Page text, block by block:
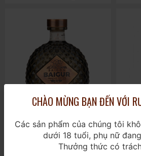
Saigon Baigur Gin
CHÀO MỪNG BẠN ĐẾN VỚI
Các sản phẩm của chúng tôi
dưới 18 tuổi, phụ nữ
Thưởng thức có